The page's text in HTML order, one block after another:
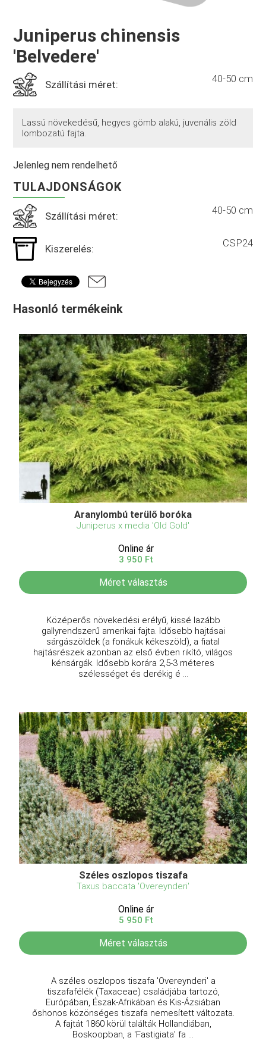
Juniperus chinensis
'Belvedere'
Szállítási méret: 40-50 cm
Lassú növekedésű, hegyes gömb alakú, juvenális zöld
lombozatú fajta.
Jelenleg nem rendelhető
TULAJDONSÁGOK
Szállítási méret: 40-50 cm
Kiszerelés: CSP24
Hasonló termékeink
Aranylombú terülő boróka
Juniperus x media 'Old Gold'
Online ár
3 950 Ft
Méret választás
Középerős növekedési erélyű, kissé lazább
gallyrendszerű amerikai fajta. Idősebb hajtásai
sárgászöldek (a fonákuk kékeszöld), a fiatal
hajtásrészek azonban az első évben rikító, világos
kénsárgák. Idősebb korára 2,5-3 méteres
szélességet és derékig é ...
Széles oszlopos tiszafa
Taxus baccata 'Overeynderi'
Online ár
5 950 Ft
Méret választás
A széles oszlopos tiszafa 'Overeynderi' a
tiszafafélék (Taxaceae) családjába tartozó,
Európában, Észak-Afrikában és Kis-Ázsiában
őshonos közönséges tiszafa nemesített változata.
A fajtát 1860 körül találták Hollandiában,
Boskoopban, a 'Fastigiata' fa ...